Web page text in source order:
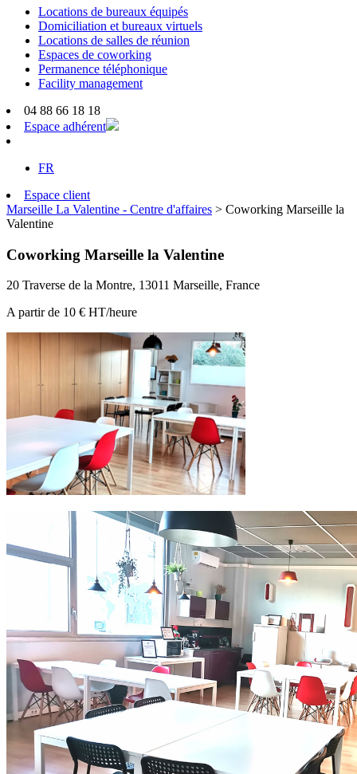
Locations de bureaux équipés
Domiciliation et bureaux virtuels
Locations de salles de réunion
Espaces de coworking
Permanence téléphonique
Facility management
04 88 66 18 18
Espace adhérent
FR
Espace client
Marseille La Valentine - Centre d'affaires > Coworking Marseille la
Valentine
Coworking Marseille la Valentine
20 Traverse de la Montre, 13011 Marseille, France
A partir de 10 € HT/heure